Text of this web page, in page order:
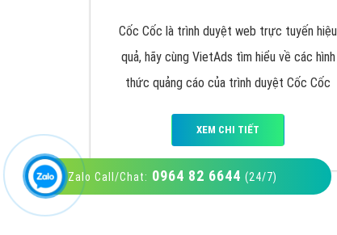
Zalo Call/Chat: 0964 82 6644 (24/7)
VietAds với đội ngũ SEOer giàu kinh nghiệm
được đào tạo bài bản tại các trung tâm SEO
lớn như: Litado, Inet, Vietmoz, Vinalink
XEM CHI TIẾT